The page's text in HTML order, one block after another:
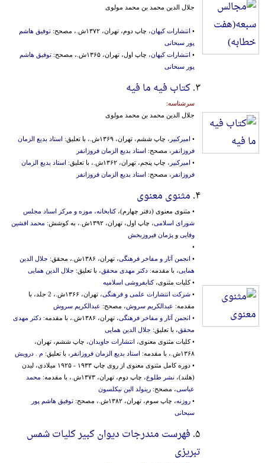
جلال الدین محمد بن محمد مولوی
• انتشارات کیهان، چاپ دوم، تهران، ۱۳۷۲ش.، مصحح:
توفیق هاشم
پور سبحانی
• انتشارات کیهان، چاپ اول، تهران، ۱۳۶۵ش.، مصحح:
توفیق هاشم
پور سبحانی
۳. کتاب فیه ما فیه
سرشناسه:
جلال الدین محمد بن محمد مولوی
• امیرکبیر ، چاپ ششم، تهران، ۱۳۶۹ش.، با تعلیق:
استاد بدیع الزمان
فروزانفر ، مصحح: استاد بدیع الزمان فروزانفر
• امیرکبیر ، چاپ پنجم، تهران، ۱۳۶۲ش.، با تعلیق:
استاد بدیع الزمان
فروزانفر ، مصحح: استاد بدیع الزمان فروزانفر
۴. مثنوی معنوی
• مثنوی معنوی (دفتر چهارم)،کتابخانه، موزه و مرکز اسناد مجلس
شورای اسلامی، چاپ اول، تهران، ۱۳۹۲ش.، به کوشش:
محمد افشین
وفایی و پژمان فیروزبخش
•
• انجمن آثار و مفاخر فرهنگی، تهران، ۱۳۸۶ش.، محقق:
جلال الدین
همایی، با مقدمه: دکتر مهدی محقق، با تعلیق: جلال الدین همایی
• کلیات مثنوی،کتابفروشی اسلامیه
• شرکت انتشارات علمی و فرهنگی
، تهران، ۱۳۶۶ش.، 2 جلد، با
مقدمه: عبدالکریم سروش، مصحح: عبدالکریم سروش
• انجمن آثار و مفاخر فرهنگی، تهران، ۱۳۸۶ش.، با مقدمه:
دکتر مهدی
محقق، با تعلیق: جلال الدین همایی
• کلیات مثنوی معنوی، انتشارات جاویدان، چاپ ششم، تهران،
۱۳۶۸ش.، با مقدمه:
استاد بدیع الزمان فروزانفر ، با تعلیق: م . درویش
• دوره کامل مثنوی معنوی از روی‌ چاپ‌ ۱۹۳۳ - ۱۹۲۵ میلادی‌، لیدن‌
(هلند)، نشر طلوع، چاپ دوم، تهران، ۱۳۷۳ش.، با مقدمه:
محمد
عباسی، مصحح: رینولد الین نیکلسون
• روزنه، چاپ سوم، تهران، ۱۳۸۲ش.، مصحح:
توفیق هاشم پور
سبحانی
۵. فهرست مندرجات دیوان کبیر کلیات شمس
تبریزی